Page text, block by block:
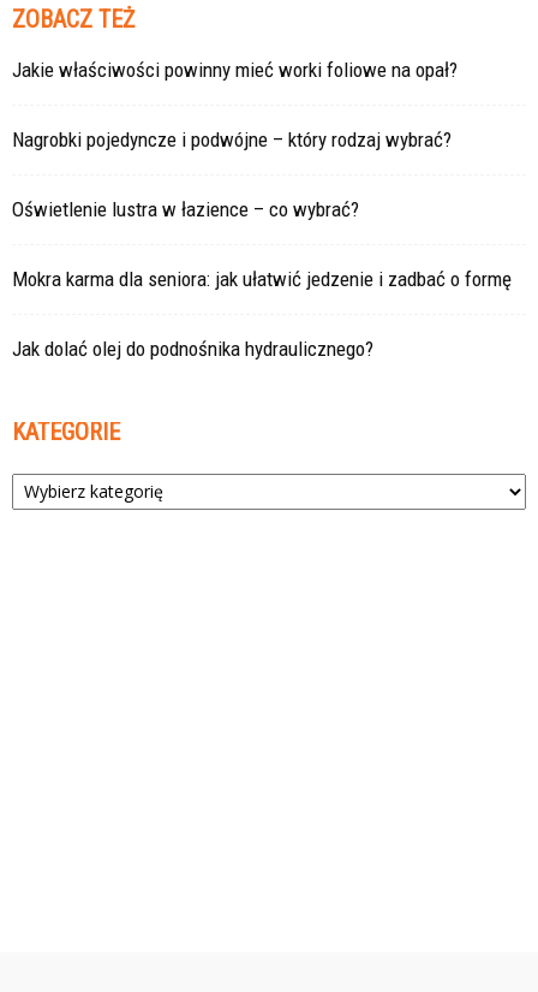
ZOBACZ TEŻ
Jakie właściwości powinny mieć worki foliowe na opał?
Nagrobki pojedyncze i podwójne – który rodzaj wybrać?
Oświetlenie lustra w łazience – co wybrać?
Mokra karma dla seniora: jak ułatwić jedzenie i zadbać o formę
Jak dolać olej do podnośnika hydraulicznego?
KATEGORIE
Kategorie